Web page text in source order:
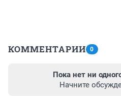
КОММЕНТАРИИ 0
Пока нет ни
Начните